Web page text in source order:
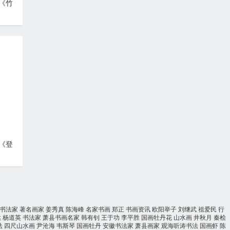
竹
登
法家 著名画家 姜秀真陈海峰名家书画郑正 书画资讯欧阳举子刘继武祖爱民 行
杨道英书法家 萧县书画名家 韩有钊 王于功 李平胜 国画牡丹花 山水画井秋月 秦桧
四尺山水画尹沧海韦斯琴 国画牡丹安徽书法家 萧县画家 观海听涛书法 国画虾陈